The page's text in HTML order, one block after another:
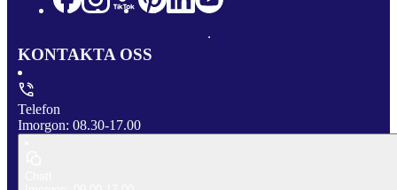
KONTAKTA OSS
Telefon
Imorgon: 08.30-17.00